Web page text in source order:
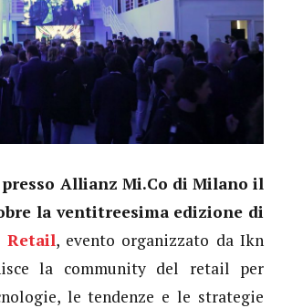
Allianz Mi.Co di Milano il
la ventitreesima edizione di
Retail, evento organizzato da Ikn
la community del retail per
le tendenze e le strategie